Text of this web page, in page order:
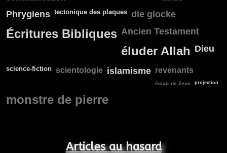
Phrygiens tectonique des plaques die glocke
Écritures Bibliques Ancien Testament
éluder Allah Dieu
science-fiction scientologie islamisme revenants
éclair de Zeus projection
monstre de pierre
Articles au hasard